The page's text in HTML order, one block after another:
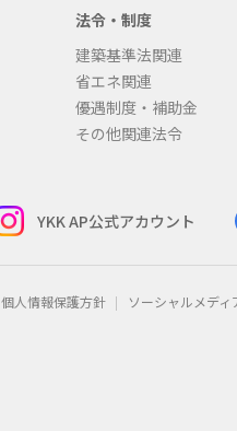
法令・制度
建築基準法関連
省エネ関連
優遇制度・補助金
その他関連法令
YKK AP公式アカウント
個人情報保護方針 ソーシャルメデ